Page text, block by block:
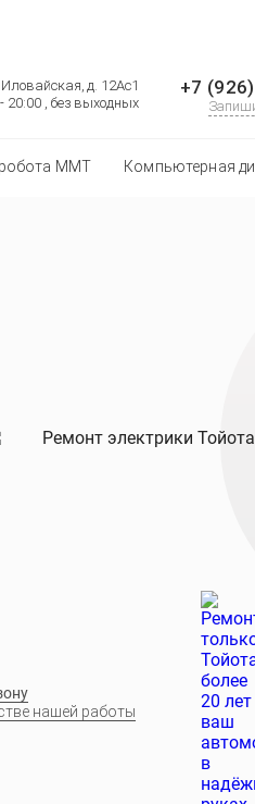
д. 12Ас1
20:00 , без выходных
+7
MMT Компьютерная
нашей работы